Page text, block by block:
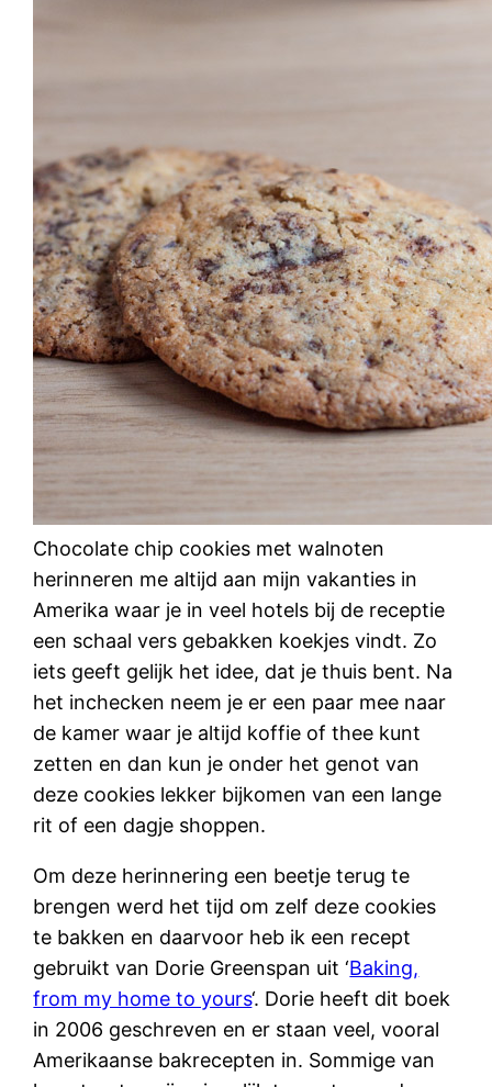
Chocolate chip cookies met walnoten
herinneren me altijd aan mijn vakanties in
Amerika waar je in veel hotels bij de receptie
een schaal vers gebakken koekjes vindt. Zo
iets geeft gelijk het idee, dat je thuis bent. Na
het inchecken neem je er een paar mee naar
de kamer waar je altijd koffie of thee kunt
zetten en dan kun je onder het genot van
deze cookies lekker bijkomen van een lange
rit of een dagje shoppen.
Om deze herinnering een beetje terug te
brengen werd het tijd om zelf deze cookies
te bakken en daarvoor heb ik een recept
gebruikt van Dorie Greenspan uit ‘Baking,
from my home to yours‘. Dorie heeft dit boek
in 2006 geschreven en er staan veel, vooral
Amerikaanse bakrecepten in. Sommige van